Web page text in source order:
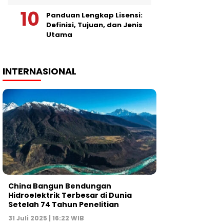
Panduan Lengkap Lisensi:
Definisi, Tujuan, dan Jenis
Utama
INTERNASIONAL
China Bangun Bendungan
Hidroelektrik Terbesar di Dunia
Setelah 74 Tahun Penelitian
31 Juli 2025 | 16:22 WIB